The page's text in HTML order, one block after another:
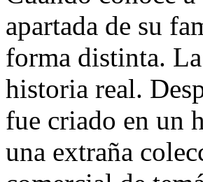
apartada de su
forma distinta.
historia real.
fue criado en un
una extraña